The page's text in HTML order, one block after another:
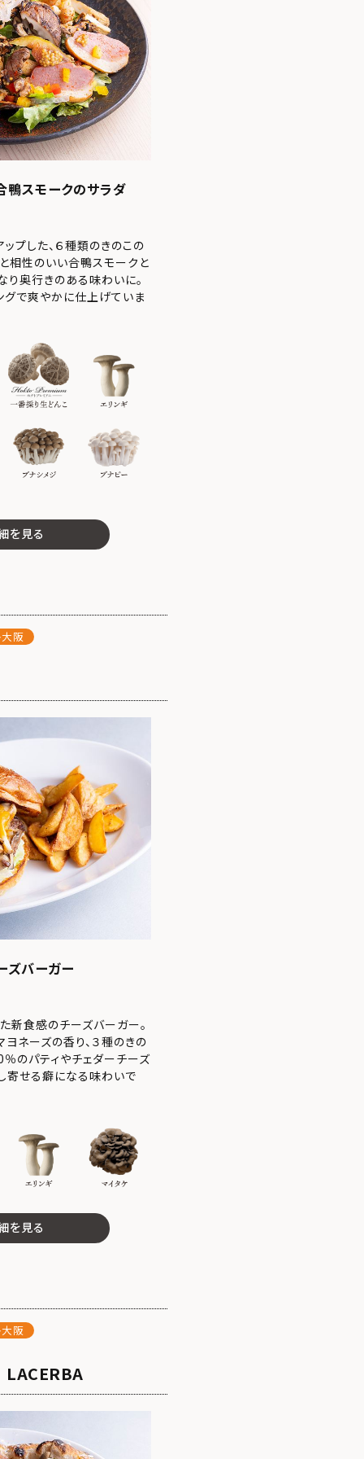
鴨スモークのサラダ
プした、６種類のきのこの
相性のいい合鴨スモークと
奥行きのある味わいに。
で爽やかに仕上げていま
を見る
大阪
ズバーガー
新食感のチーズバーガー。
ネーズの香り、３種のきの
のパティやチェダーチーズ
寄せる癖になる味わいで
を見る
大阪